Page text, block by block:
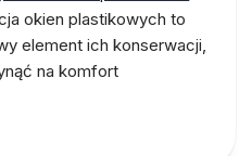
okien plastikowych to
element ich konserwacji,
na komfort